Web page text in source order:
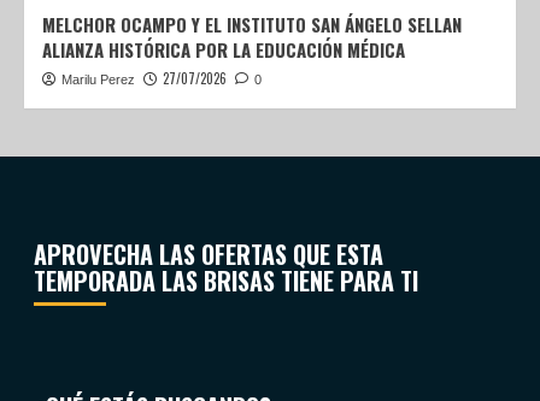
MELCHOR OCAMPO Y EL INSTITUTO SAN ÁNGELO SELLAN
ALIANZA HISTÓRICA POR LA EDUCACIÓN MÉDICA
Marilu Perez 27/07/2026 0
APROVECHA LAS OFERTAS QUE ESTA
TEMPORADA LAS BRISAS TIENE PARA TI